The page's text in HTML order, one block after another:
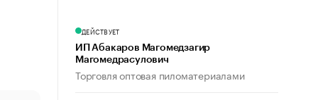
ДЕЙСТВУЕТ
ИП Абакаров Магомедзагир
Магомедрасулович
Торговля оптовая пиломатериалами